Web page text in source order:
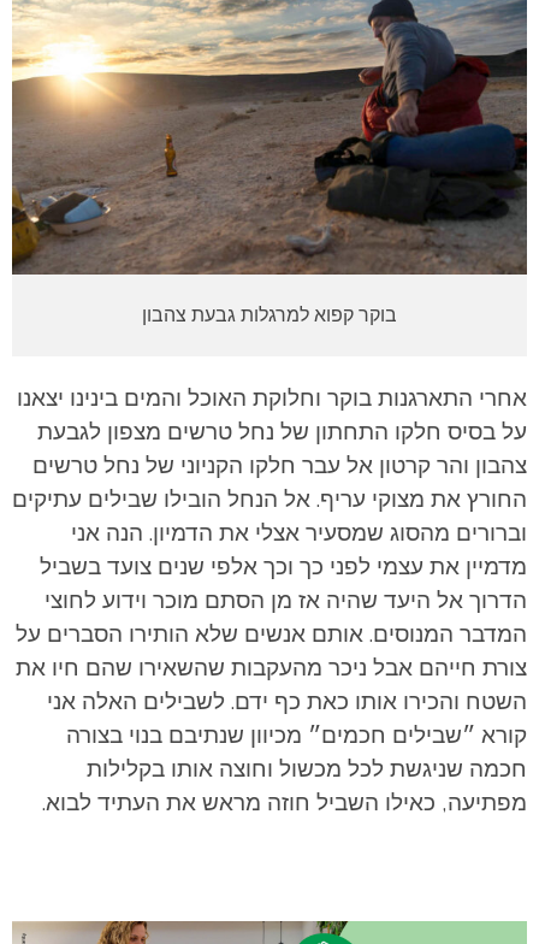
בוקר קפוא למרגלות גבעת צהבון
אחרי התארגנות בוקר וחלוקת האוכל והמים בינינו יצאנו
על בסיס חלקו התחתון של נחל טרשים מצפון לגבעת
צהבון והר קרטון אל עבר חלקו הקניוני של נחל טרשים
החורץ את מצוקי עריף. אל הנחל הובילו שבילים עתיקים
וברורים מהסוג שמסעיר אצלי את הדמיון. הנה אני
מדמיין את עצמי לפני כך וכך אלפי שנים צועד בשביל
הדרוך אל היעד שהיה אז מן הסתם מוכר וידוע לחוצי
המדבר המנוסים. אותם אנשים שלא הותירו הסברים על
צורת חייהם אבל ניכר מהעקבות שהשאירו שהם חיו את
השטח והכירו אותו כאת כף ידם. לשבילים האלה אני
קורא ״שבילים חכמים״ מכיוון שנתיבם בנוי בצורה
חכמה שניגשת לכל מכשול וחוצה אותו בקלילות
מפתיעה, כאילו השביל חוזה מראש את העתיד לבוא.